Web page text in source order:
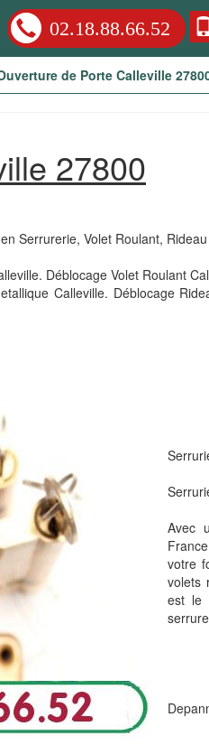
02.18.88.66.52
de Porte Calleville
27800
Serrurerie, Volet Roulant,
Déblocage Volet Roulant
Calleville. Déblocage
Avec
votre
volets
est le